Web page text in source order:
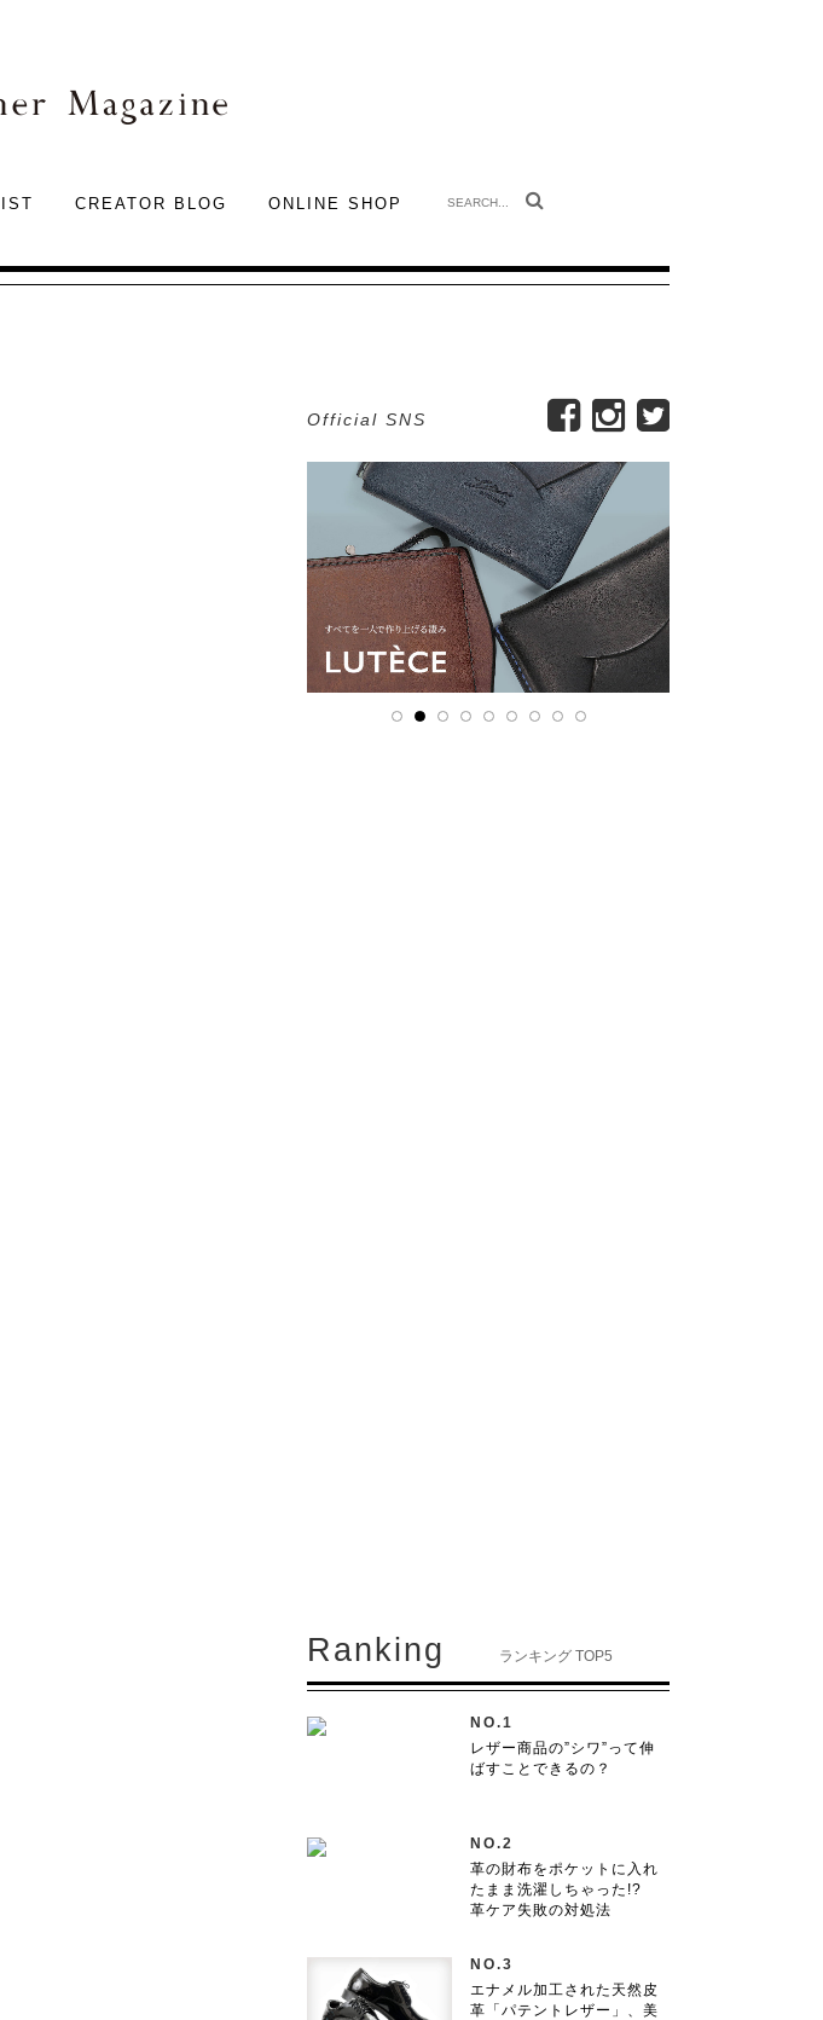
Mens Leather Magazine
CREATOR BLOG ONLINE SHOP
Official SNS
Ranking ランキング TOP5
NO.1
レザー商品の”シワ”って伸
ばすことできるの？
NO.2
革の財布をポケットに入れ
たまま洗濯しちゃった!?
革ケア失敗の対処法
NO.3
エナメル加工された天然皮
革「パテントレザー」、美